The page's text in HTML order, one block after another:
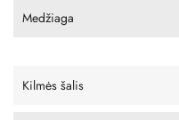
Medžiaga
Kilmės šalis